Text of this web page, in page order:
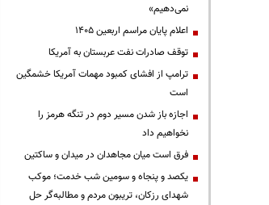
نمی‌دهیم»
اعلام پایان مراسم اربعین ۱۴۰۵
توقف صادرات نفت عربستان به آمریکا
ترامپ از افشای کمبود مهمات آمریکا خشمگین
است
اجازه باز شدن مسیر دوم در تنگه هرمز را
نخواهیم داد
فرق است میان مجاهدان در میدان و ساکتین
یکصد و پنجاه و سومین شب خدمت؛ موکب
شهدای رزکان، تریبون مردم و مطالبه‌گر حل